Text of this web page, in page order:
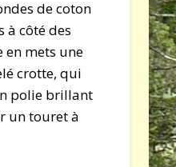
de coton
à côté des
mets une
crotte, qui
polie brillant
un touret à